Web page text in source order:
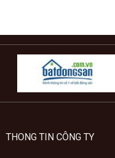
THONG TIN CÔNG TY